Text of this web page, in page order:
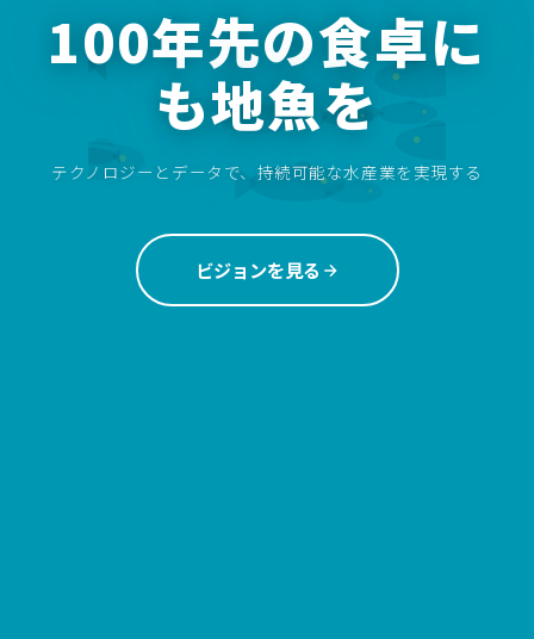
100年先の食卓に
も地魚を
テクノロジーとデータで、持続可能な水産業を実現する
ビジョンを見る